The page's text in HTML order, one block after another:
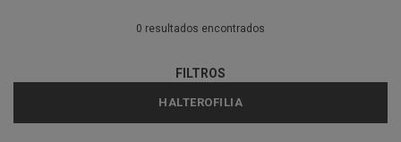
0 resultados encontrados
FILTROS
HALTEROFILIA